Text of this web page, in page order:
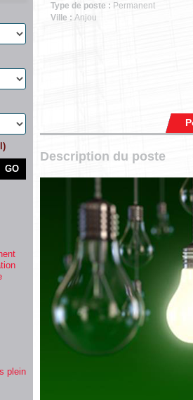
plein
Type de poste : Permanent
Ville : Anjou
Description du poste